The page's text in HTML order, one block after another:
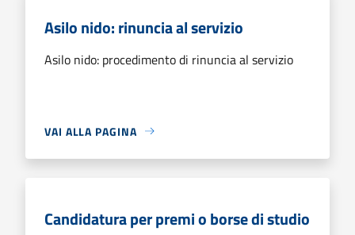
Asilo nido: rinuncia al servizio
Asilo nido: procedimento di rinuncia al servizio
VAI ALLA PAGINA
Candidatura per premi o borse di studio